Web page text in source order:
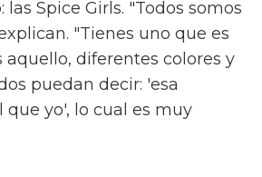
Spice Girls. "Todos somos
"Tienes uno que es
aquello, diferentes colores y
puedan decir: 'esa
que yo', lo cual es muy